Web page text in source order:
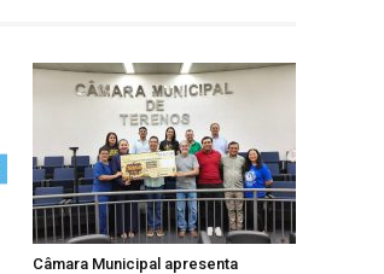
Câmara Municipal apresenta